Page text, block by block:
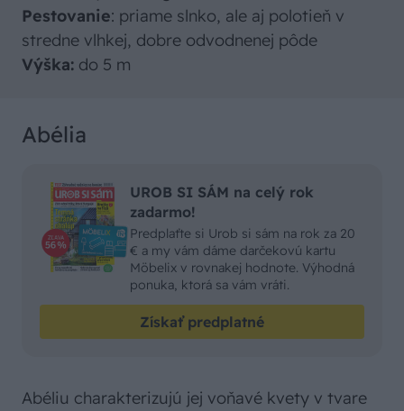
Pestovanie: priame slnko, ale aj polotieň v
stredne vlhkej, dobre odvodnenej pôde
Výška: do 5 m
Abélia
UROB SI SÁM na celý rok
zadarmo!
Predplaťte si Urob si sám na rok za 20
€ a my vám dáme darčekovú kartu
Möbelix v rovnakej hodnote. Výhodná
ponuka, ktorá sa vám vráti.
Získať predplatné
Abéliu charakterizujú jej voňavé kvety v tvare